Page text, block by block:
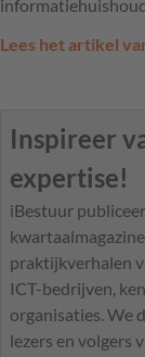
Lees het artikel
Inspireer
expertise!
iBestuur
praktijkverhalen
ICT-bedrijven,
organisaties. We
lezers en volgers